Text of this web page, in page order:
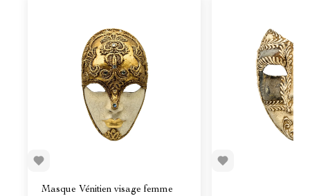
Masque Vénitien visage femme